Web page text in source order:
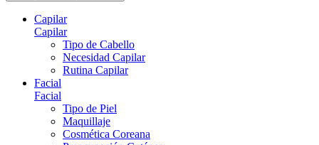
Capilar
Capilar
Tipo de Cabello
Necesidad Capilar
Rutina Capilar
Facial
Facial
Tipo de Piel
Maquillaje
Cosmética Coreana